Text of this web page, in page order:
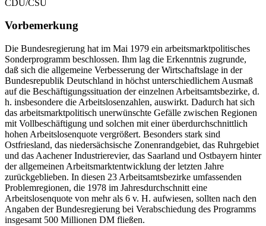
CDU/CSU
Vorbemerkung
Die Bundesregierung hat im Mai 1979 ein arbeitsmarktpolitisches
Sonderprogramm beschlossen. Ihm lag die Erkenntnis zugrunde,
daß sich die allgemeine Verbesserung der Wirtschaftslage in der
Bundesrepublik Deutschland in höchst unterschiedlichem Ausmaß
auf die Beschäftigungssituation der einzelnen Arbeitsamtsbezirke, d.
h. insbesondere die Arbeitslosenzahlen, auswirkt. Dadurch hat sich
das arbeitsmarktpolitisch unerwünschte Gefälle zwischen Regionen
mit Vollbeschäftigung und solchen mit einer überdurchschnittlich
hohen Arbeitslosenquote vergrößert. Besonders stark sind
Ostfriesland, das niedersächsische Zonenrandgebiet, das Ruhrgebiet
und das Aachener Industrierevier, das Saarland und Ostbayern hinter
der allgemeinen Arbeitsmarktentwicklung der letzten Jahre
zurückgeblieben. In diesen 23 Arbeitsamtsbezirke umfassenden
Problemregionen, die 1978 im Jahresdurchschnitt eine
Arbeitslosenquote von mehr als 6 v. H. aufwiesen, sollten nach den
Angaben der Bundesregierung bei Verabschiedung des Programms
insgesamt 500 Millionen DM fließen.